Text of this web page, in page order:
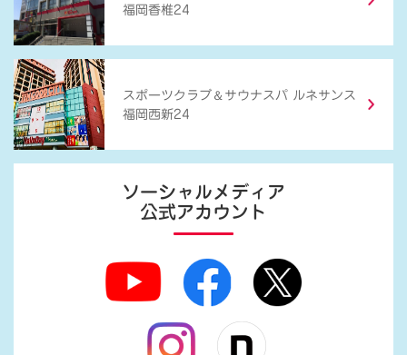
福岡香椎24
スポーツクラブ ＆ サウナスパ ルネサンス
福岡西新24
ソーシャルメディア
公式アカウント